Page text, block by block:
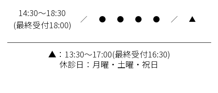
14:30～18:30
(最終受付18:00)
／ ● ● ● ● ／ ▲
▲：13:30～17:00(最終受付16:30)
休診日：月曜・土曜・祝日